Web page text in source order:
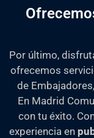
Por último,
ofrecemos
de
En Madrid
con tu éxito.
experiencia en